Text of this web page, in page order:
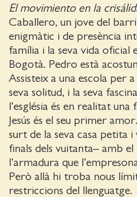
El movimiento en la
Caballero, un jove del
enigmàtic i de presència
família i la seva vida oficial
Bogotà. Pedro està
Assisteix a una escola per
seva solitud, i la seva
l’església és en realitat
Jesús és el seu primer
surt de la seva casa petita
finals dels vuitanta– amb
l’armadura que
Però allà hi troba nous
restriccions del llenguatge.